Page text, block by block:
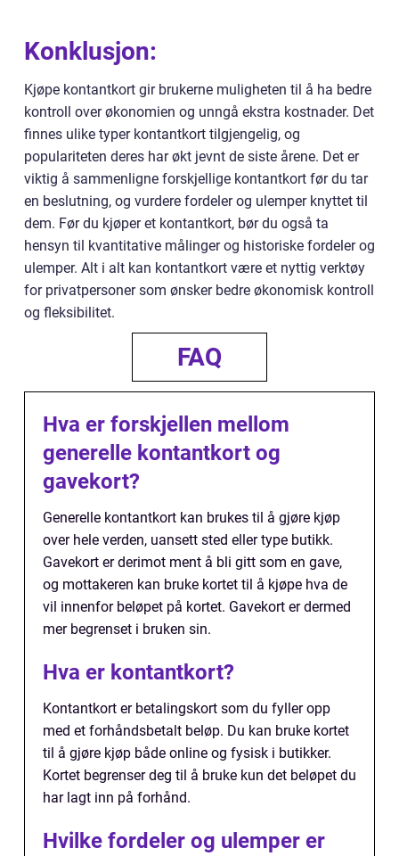
Konklusjon:
Kjøpe kontantkort gir brukerne muligheten til å ha bedre
kontroll over økonomien og unngå ekstra kostnader. Det
finnes ulike typer kontantkort tilgjengelig, og
populariteten deres har økt jevnt de siste årene. Det er
viktig å sammenligne forskjellige kontantkort før du tar
en beslutning, og vurdere fordeler og ulemper knyttet til
dem. Før du kjøper et kontantkort, bør du også ta
hensyn til kvantitative målinger og historiske fordeler og
ulemper. Alt i alt kan kontantkort være et nyttig verktøy
for privatpersoner som ønsker bedre økonomisk kontroll
og fleksibilitet.
FAQ
Hva er forskjellen mellom
generelle kontantkort og
gavekort?
Generelle kontantkort kan brukes til å gjøre kjøp
over hele verden, uansett sted eller type butikk.
Gavekort er derimot ment å bli gitt som en gave,
og mottakeren kan bruke kortet til å kjøpe hva de
vil innenfor beløpet på kortet. Gavekort er dermed
mer begrenset i bruken sin.
Hva er kontantkort?
Kontantkort er betalingskort som du fyller opp
med et forhåndsbetalt beløp. Du kan bruke kortet
til å gjøre kjøp både online og fysisk i butikker.
Kortet begrenser deg til å bruke kun det beløpet du
har lagt inn på forhånd.
Hvilke fordeler og ulemper er